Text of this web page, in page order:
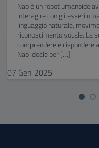
Nao è un robot umanoide
interagire con gli esseri
linguaggio naturale,
riconoscimento vocale. La
comprendere e rispondere
Nao ideale per […]
07 Gen 2025